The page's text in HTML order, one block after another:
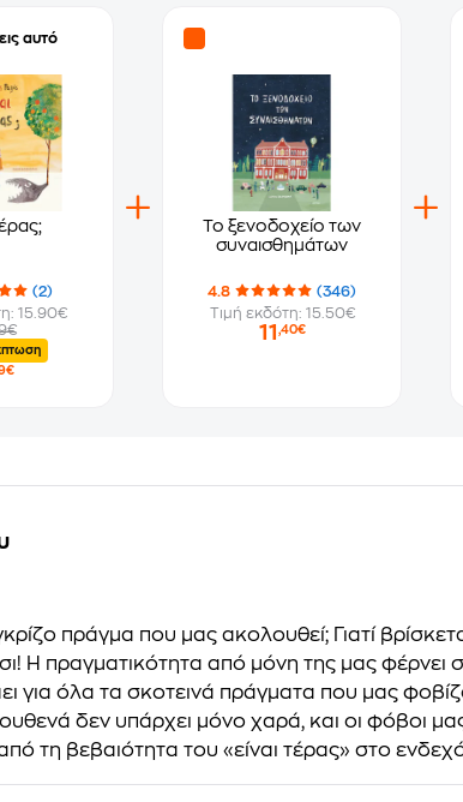
αυτό
(2)
15.90€
Το ξενοδοχείο των
συναισθημάτων
4.8
(346)
Τιμή εκδότη: 15.50€
11 ,40€
πράγμα που μας ακολουθεί; Γιατί
Η πραγματικότητα από μόνη της μας
για όλα τα σκοτεινά πράγματα που μας
δεν υπάρχει μόνο χαρά, και οι φόβοι
τη βεβαιότητα του «είναι τέρας» στο